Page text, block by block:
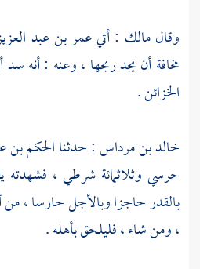
وقالمالك : أتيعمر بن عبد
مخافة أن يجد ريحها ، وعنه : أنه
الخزائن .
خالد بن مرداس: حدثناالحكم بن
حرسي وثلاثمائة شرطي ،
بالقدر حاجزا وبالأجل حارسا ، من
، ومن شاء ، فليلحق بأهله .